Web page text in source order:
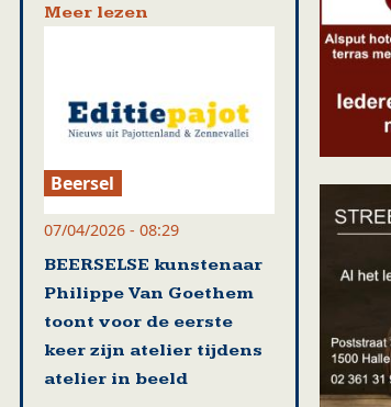
Meer lezen
Beersel
07/04/2026 - 08:29
BEERSELSE kunstenaar
Philippe Van Goethem
toont voor de eerste
keer zijn atelier tijdens
atelier in beeld